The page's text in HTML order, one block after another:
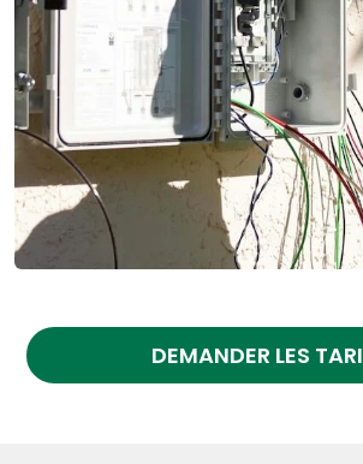
DEMANDER LES